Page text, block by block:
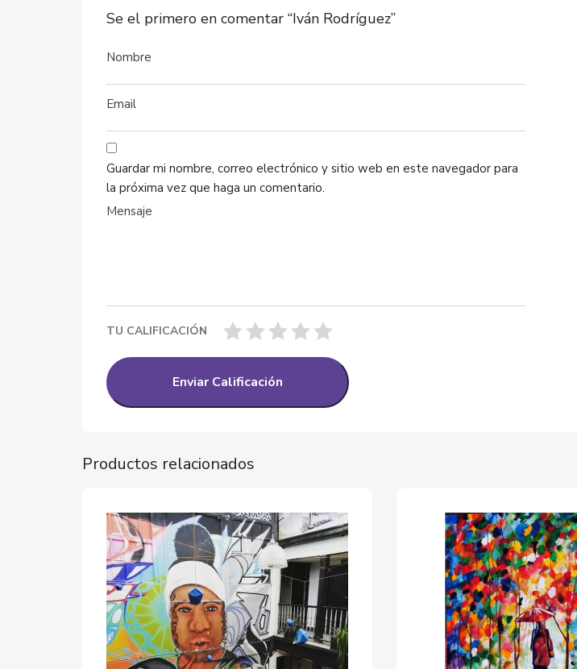
Se el primero en comentar “Iván Rodríguez”
Guardar mi nombre, correo electrónico y sitio web en este navegador para
la próxima vez que haga un comentario.
TU CALIFICACIÓN
Productos relacionados